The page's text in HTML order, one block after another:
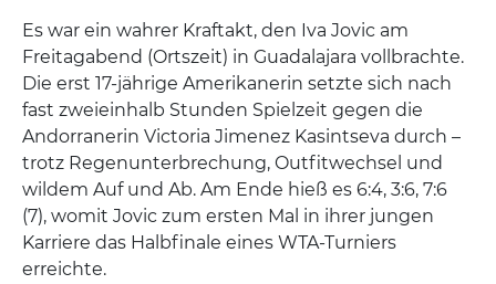
Es war ein wahrer Kraftakt, den Iva Jovic am
Freitagabend (Ortszeit) in Guadalajara vollbrachte.
Die erst 17-jährige Amerikanerin setzte sich nach
fast zweieinhalb Stunden Spielzeit gegen die
Andorranerin Victoria Jimenez Kasintseva durch –
trotz Regenunterbrechung, Outfitwechsel und
wildem Auf und Ab. Am Ende hieß es 6:4, 3:6, 7:6
(7), womit Jovic zum ersten Mal in ihrer jungen
Karriere das Halbfinale eines WTA-Turniers
erreichte.